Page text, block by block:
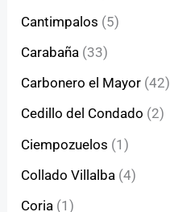
Cantimpalos (5)
Carabaña (33)
Carbonero el Mayor (42)
Cedillo del Condado (2)
Ciempozuelos (1)
Collado Villalba (4)
Coria (1)